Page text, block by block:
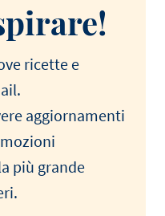
ricette e
aggiornamenti
più grande